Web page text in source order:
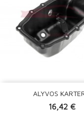
ALYVOS
16,42 €